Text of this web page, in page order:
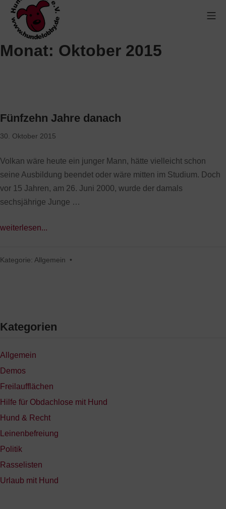
Monat: Oktober 2015
Fünfzehn Jahre danach
30. Oktober 2015
Volkan wäre heute ein junger Mann, hätte vielleicht schon
seine Ausbildung beendet oder wäre mitten im Studium. Doch
vor 15 Jahren, am 26. Juni 2000, wurde der damals
sechsjährige Junge …
weiterlesen...
Kategorie: Allgemein •
Kategorien
Allgemein
Demos
Freilaufflächen
Hilfe für Obdachlose mit Hund
Hund & Recht
Leinenbefreiung
Politik
Rasselisten
Urlaub mit Hund